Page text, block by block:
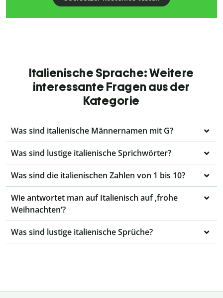
Italienische Sprache: Weitere
interessante Fragen aus der
Kategorie
Was sind italienische Männernamen mit G?
Was sind lustige italienische Sprichwörter?
Was sind die italienischen Zahlen von 1 bis 10?
Wie antwortet man auf Italienisch auf ‚frohe
Weihnachten‘?
Was sind lustige italienische Sprüche?